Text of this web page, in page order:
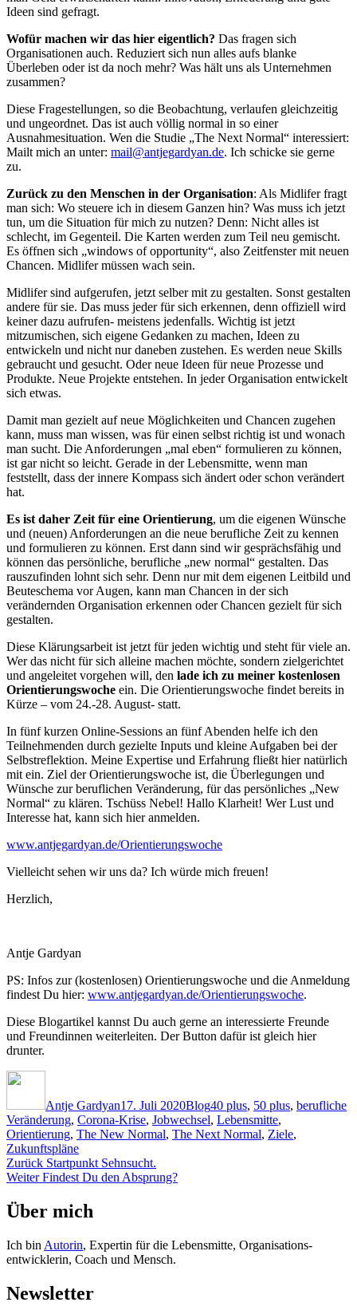
Ideen sind gefragt.
Wofür machen wir das hier eigentlich? Das fragen sich
Organisationen auch. Reduziert sich nun alles aufs blanke
Überleben oder ist da noch mehr? Was hält uns als Unternehmen
zusammen?
Diese Fragestellungen, so die Beobachtung, verlaufen gleichzeitig
und ungeordnet. Das ist auch völlig normal in so einer
Ausnahmesituation. Wen die Studie „The Next Normal“ interessiert:
Mailt mich an unter: mail@antjegardyan.de. Ich schicke sie gerne
zu.
Zurück zu den Menschen in der Organisation: Als Midlifer fragt
man sich: Wo steuere ich in diesem Ganzen hin? Was muss ich jetzt
tun, um die Situation für mich zu nutzen? Denn: Nicht alles ist
schlecht, im Gegenteil. Die Karten werden zum Teil neu gemischt.
Es öffnen sich „windows of opportunity“, also Zeitfenster mit neuen
Chancen. Midlifer müssen wach sein.
Midlifer sind aufgerufen, jetzt selber mit zu gestalten. Sonst gestalten
andere für sie. Das muss jeder für sich erkennen, denn offiziell wird
keiner dazu aufrufen- meistens jedenfalls. Wichtig ist jetzt
mitzumischen, sich eigene Gedanken zu machen, Ideen zu
entwickeln und nicht nur daneben zustehen. Es werden neue Skills
gebraucht und gesucht. Oder neue Ideen für neue Prozesse und
Produkte. Neue Projekte entstehen. In jeder Organisation entwickelt
sich etwas.
Damit man gezielt auf neue Möglichkeiten und Chancen zugehen
kann, muss man wissen, was für einen selbst richtig ist und wonach
man sucht. Die Anforderungen „mal eben“ formulieren zu können,
ist gar nicht so leicht. Gerade in der Lebensmitte, wenn man
feststellt, dass der innere Kompass sich ändert oder schon verändert
hat.
Es ist daher Zeit für eine Orientierung, um die eigenen Wünsche
und (neuen) Anforderungen an die neue berufliche Zeit zu kennen
und formulieren zu können. Erst dann sind wir gesprächsfähig und
können das persönliche, berufliche „new normal“ gestalten. Das
rauszufinden lohnt sich sehr. Denn nur mit dem eigenen Leitbild und
Beuteschema vor Augen, kann man Chancen in der sich
verändernden Organisation erkennen oder Chancen gezielt für sich
gestalten.
Diese Klärungsarbeit ist jetzt für jeden wichtig und steht für viele an.
Wer das nicht für sich alleine machen möchte, sondern zielgerichtet
und angeleitet vorgehen will, den lade ich zu meiner kostenlosen
Orientierungswoche ein. Die Orientierungswoche findet bereits in
Kürze – vom 24.-28. August- statt.
In fünf kurzen Online-Sessions an fünf Abenden helfe ich den
Teilnehmenden durch gezielte Inputs und kleine Aufgaben bei der
Selbstreflektion. Meine Expertise und Erfahrung fließt hier natürlich
mit ein. Ziel der Orientierungswoche ist, die Überlegungen und
Wünsche zur beruflichen Veränderung, für das persönliches „New
Normal“ zu klären. Tschüss Nebel! Hallo Klarheit! Wer Lust und
Interesse hat, kann sich hier anmelden.
www.antjegardyan.de/Orientierungswoche
Vielleicht sehen wir uns da? Ich würde mich freuen!
Herzlich,
Antje Gardyan
PS: Infos zur (kostenlosen) Orientierungswoche und die Anmeldung
findest Du hier: www.antjegardyan.de/Orientierungswoche.
Diese Blogartikel kannst Du auch gerne an interessierte Freunde
und Freundinnen weiterleiten. Der Button dafür ist gleich hier
drunter.
Antje Gardyan17. Juli 2020Blog40 plus, 50 plus, berufliche
Veränderung, Corona-Krise, Jobwechsel, Lebensmitte,
Orientierung, The New Normal, The Next Normal, Ziele,
Zukunftspläne
Beitragsnavigation
Zurück Vorheriger
Beitrag:
Startpunkt Sehnsucht.
Weiter Nächster
Findest Du den Absprung?
Über mich
Ich bin Autorin, Expertin für die Lebensmitte, Organisations-
entwicklerin, Coach und Mensch.
Newsletter